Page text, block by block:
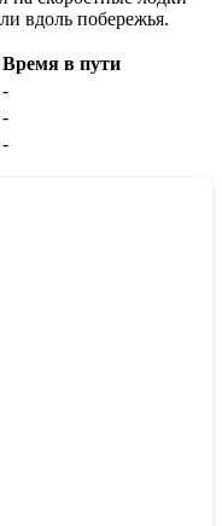
вдоль побережья.
Время в пути
-
-
-